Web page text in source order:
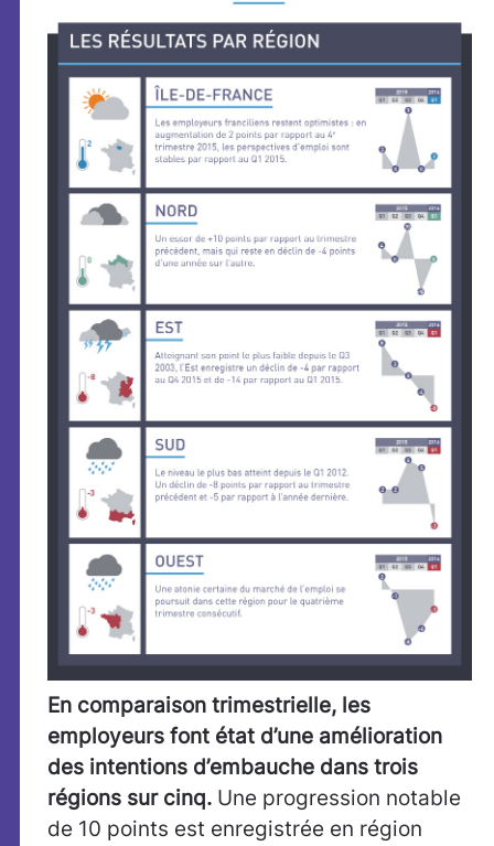
En comparaison trimestrielle, les
employeurs font état d’une amélioration
des intentions d’embauche dans trois
régions sur cinq. Une progression notable
de 10 points est enregistrée en région